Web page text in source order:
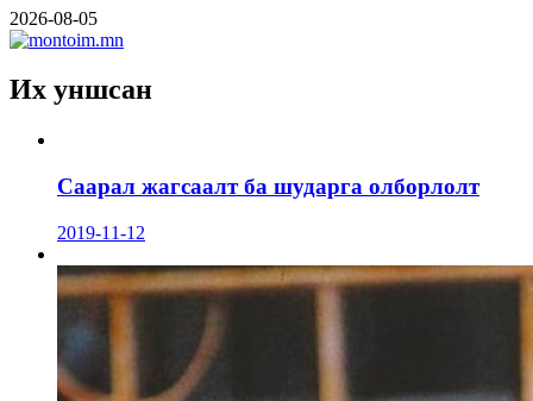
2026-08-05
Их уншсан
Саарал жагсаалт ба шударга олборлолт
2019-11-12